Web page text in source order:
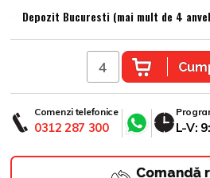
Depozit Bucuresti (mai mult de 4
Comenzi telefonice
0312 287 300 L-V:
Comandă